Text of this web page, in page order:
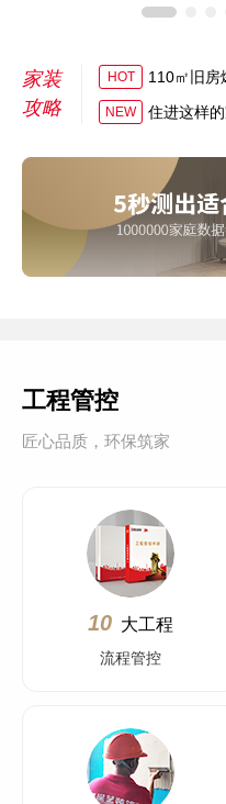
家装
攻略
HOT 110㎡旧房
NEW 住进这样
工程管控
匠心品质，环保筑家
10 大工程
流程管控